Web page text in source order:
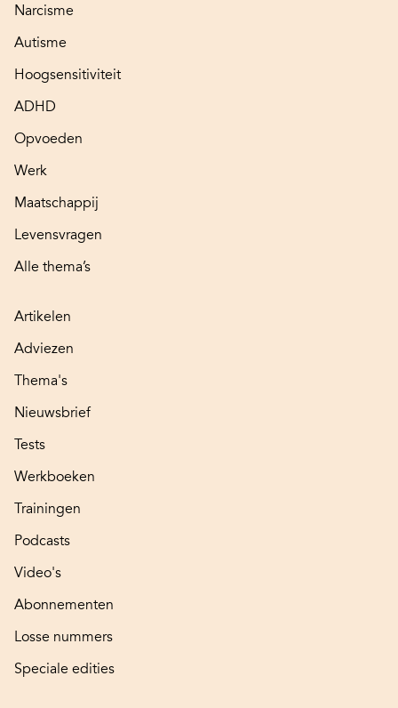
Narcisme
Autisme
Hoogsensitiviteit
ADHD
Opvoeden
Werk
Maatschappij
Levensvragen
Alle thema’s
Artikelen
Adviezen
Thema's
Nieuwsbrief
Tests
Werkboeken
Trainingen
Podcasts
Video's
Abonnementen
Losse nummers
Speciale edities